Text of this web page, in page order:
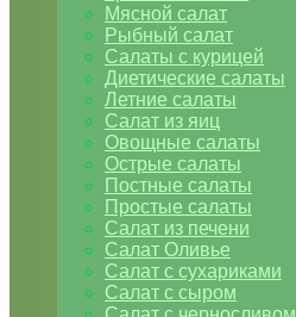
Мясной салат
Рыбный салат
Салаты с курицей
Диетические салаты
Летние салаты
Салат из яиц
Овощные салаты
Острые салаты
Постные салаты
Простые салаты
Салат из печени
Салат Оливье
Салат с сухариками
Салат с сыром